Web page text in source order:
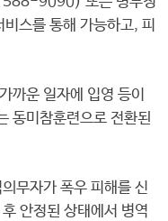
스를 통해 가능하고, 피
까운 일자에 입영 등이
동미참훈련으로 전환된
무자가 폭우 피해를 신
안정된 상태에서 병역